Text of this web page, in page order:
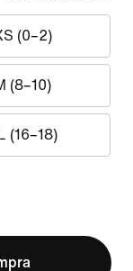
(0–2)
(8–10)
(16–18)